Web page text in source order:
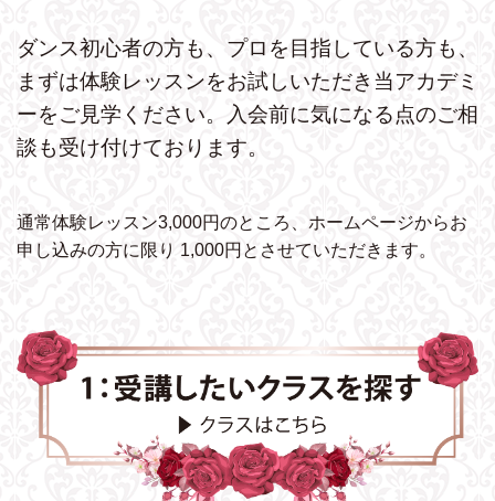
ダンス初心者の方も、プロを目指している方も、
まずは体験レッスンをお試しいただき 当アカデミ
ーをご見学ください。
入会前に気になる点のご相
談も受け付けております。
通常体験レッスン3,000円のところ、ホームページからお
申し込みの方に限り 1,000円とさせていただきます。